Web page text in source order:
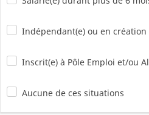
Indépendant(e) ou en
Inscrit(e) à Pôle Emploi et/ou
Aucune de ces situations